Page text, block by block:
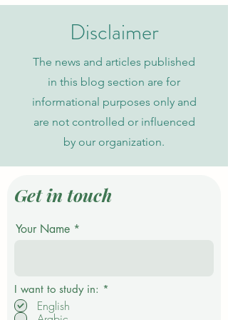
Disclaimer
The news and articles published
in this blog section are for
informational purposes only and
are not controlled or influenced
by our organization.
Get in touch
Your Name
I want to study in: *
English